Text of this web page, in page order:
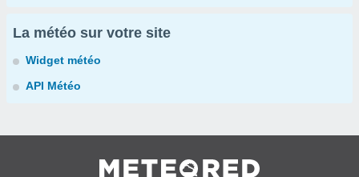
La météo sur votre site
Widget météo
API Météo